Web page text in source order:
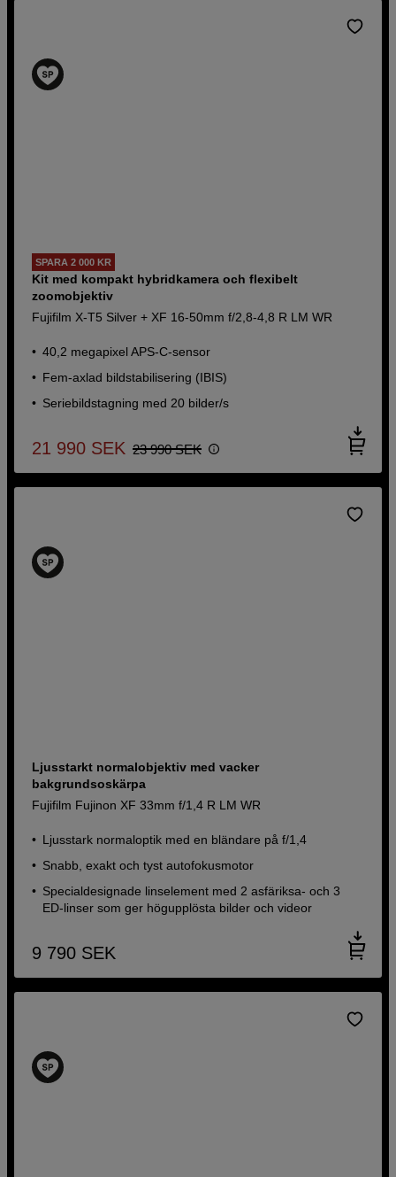
SPARA 2 000 KR
Kit med kompakt hybridkamera och flexibelt
zoomobjektiv
Fujifilm X-T5 Silver + XF 16-50mm f/2,8-4,8 R LM WR
40,2 megapixel APS-C-sensor
Fem-axlad bildstabilisering (IBIS)
Seriebildstagning med 20 bilder/s
21 990 SEK 23 990 SEK
Ljusstarkt normalobjektiv med vacker
bakgrundsoskärpa
Fujifilm Fujinon XF 33mm f/1,4 R LM WR
Ljusstark normaloptik med en bländare på f/1,4
Snabb, exakt och tyst autofokusmotor
Specialdesignade linselement med 2 asfäriksa- och 3
ED-linser som ger högupplösta bilder och videor
9 790 SEK